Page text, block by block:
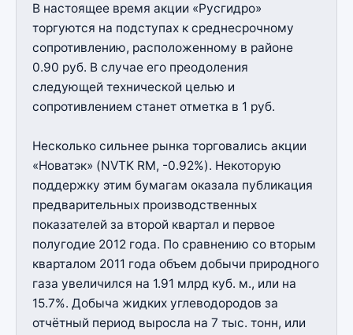
В настоящее время акции «Русгидро»
торгуются на подступах к среднесрочному
сопротивлению, расположенному в районе
0.90 руб. В случае его преодоления
следующей технической целью и
сопротивлением станет отметка в 1 руб.
Несколько сильнее рынка торговались акции
«Новатэк» (NVTK RM, -0.92%). Некоторую
поддержку этим бумагам оказала публикация
предварительных производственных
показателей за второй квартал и первое
полугодие 2012 года. По сравнению со вторым
кварталом 2011 года объем добычи природного
газа увеличился на 1.91 млрд куб. м., или на
15.7%. Добыча жидких углеводородов за
отчётный период выросла на 7 тыс. тонн, или